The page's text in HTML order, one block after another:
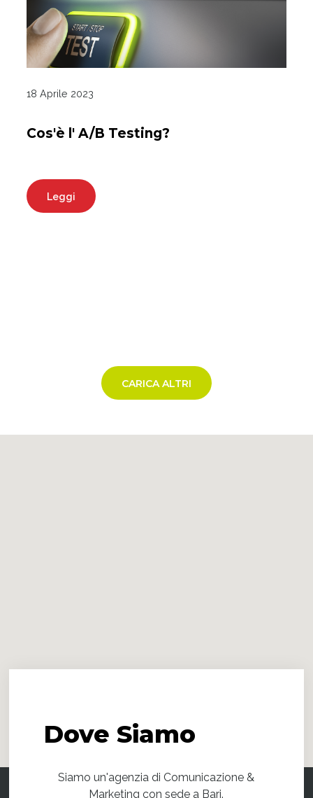
18 Aprile 2023
Cos'è l' A/B Testing?
Leggi
CARICA ALTRI
DoveSiamo
Siamo un'agenzia di Comunicazione &
Marketing con sede a Bari.